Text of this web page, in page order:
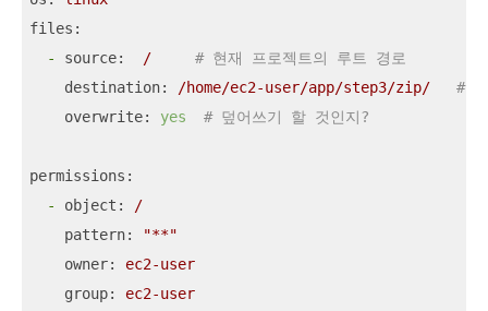
files:
-
source: /
# 현재 프로젝트의 루트 경로
destination:
/home/ec2-user/app/step3/zip/
#
overwrite:
yes # 덮어쓰기 할 것인지?
permissions:
-
object:
/
pattern:
"**"
owner:
ec2-user
group:
ec2-user